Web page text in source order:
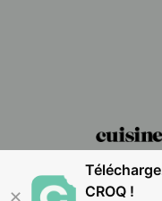
✕
CROQ !